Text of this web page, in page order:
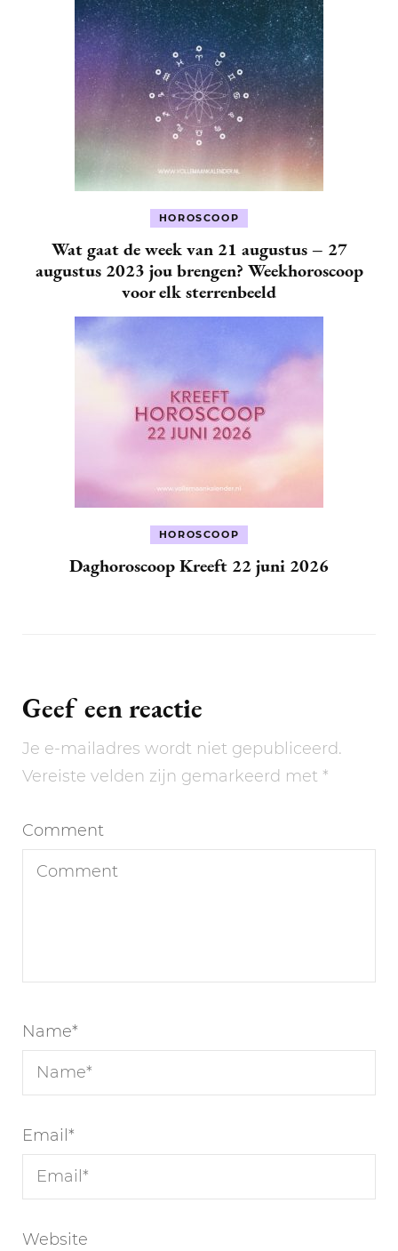
HOROSCOOP
Wat gaat de week van 21 augustus – 27
augustus 2023 jou brengen? Weekhoroscoop
voor elk sterrenbeeld
HOROSCOOP
Daghoroscoop Kreeft 22 juni 2026
Geef een reactie
Je e-mailadres wordt niet gepubliceerd.
Vereiste velden zijn gemarkeerd met *
Comment
Name*
Email*
Website